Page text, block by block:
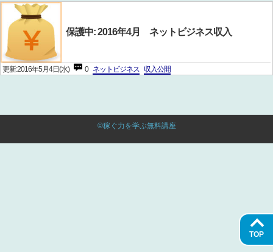
保護中: 2016年4月 ネットビジネス収入
更新:2016年5月4日(水) 0 ネットビジネス 収入公開
©稼ぐ力を学ぶ無料講座
TOP